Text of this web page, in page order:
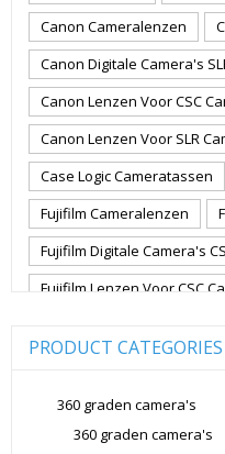
Canon Cameralenzen
Canon Digitale Camera's
Canon Lenzen Voor CSC
Canon Lenzen Voor SLR
Case Logic Cameratassen
Fujifilm Cameralenzen
Fujifilm Digitale Camera's
Fujifilm Lenzen Voor CSC
Jupio Accu's Voor Camera's
Lowepro Cameratassen
PRODUCT CATEGORIES
360 graden camera's
360 graden camera's